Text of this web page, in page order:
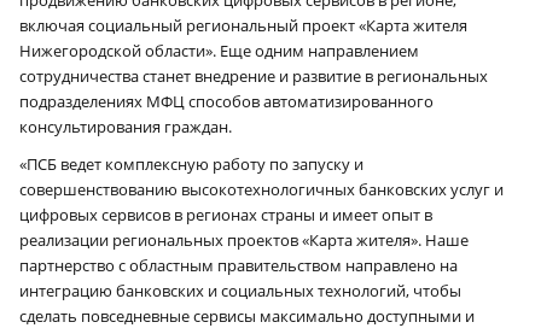
включая социальный региональный проект «Карта жителя
Нижегородской области». Еще одним направлением
сотрудничества станет внедрение и развитие в региональных
подразделениях МФЦ способов автоматизированного
консультирования граждан.
«ПСБ ведет комплексную работу по запуску и
совершенствованию высокотехнологичных банковских услуг и
цифровых сервисов в регионах страны и имеет опыт в
реализации региональных проектов «Карта жителя». Наше
партнерство с областным правительством направлено на
интеграцию банковских и социальных технологий, чтобы
сделать повседневные сервисы максимально доступными и